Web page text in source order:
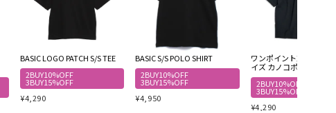
BASIC LOGO PATCH S/S TEE
2BUY10%OFF
3BUY15%OFF
¥4,290
BASIC S/S POLO SHIRT
2BUY10%OFF
3BUY15%OFF
¥4,950
ワンポイント刺繍 オー
イズ カノコポロシャツ
2BUY10%OFF
3BUY15%OFF
¥4,290